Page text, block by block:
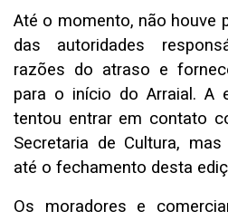
Até o momento, não houve
das autoridades
razões do atraso e
para o início do Arraial. A
tentou entrar em contato
Secretaria de Cultura,
até o fechamento desta
Os moradores e